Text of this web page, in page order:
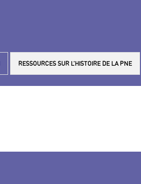
RESSOURCES SUR L’HISTOIRE DE LA PNE